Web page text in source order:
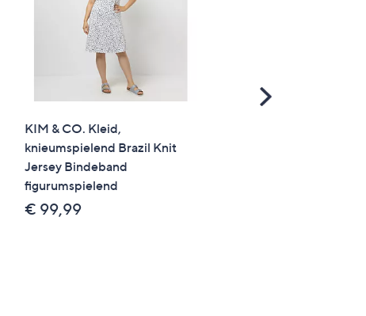
KIM & CO. Kleid,
knieumspielend Brazil Knit
Jersey Bindeband
figurumspielend
€ 99,99
Scroll